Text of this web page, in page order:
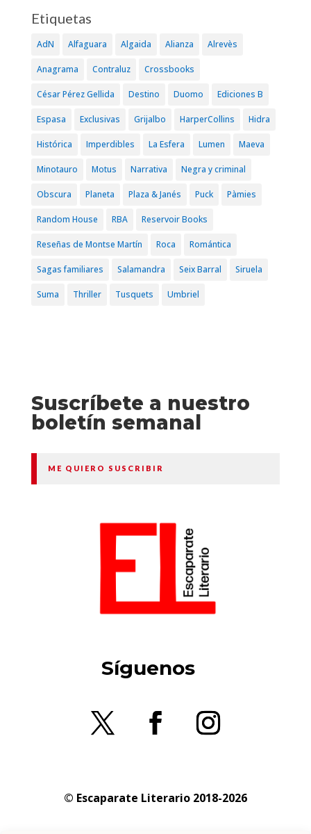
Etiquetas
AdN Alfaguara Algaida Alianza Alrevès
Anagrama Contraluz Crossbooks
César Pérez Gellida Destino Duomo Ediciones B
Espasa Exclusivas Grijalbo HarperCollins Hidra
Histórica Imperdibles La Esfera Lumen Maeva
Minotauro Motus Narrativa Negra y criminal
Obscura Planeta Plaza & Janés Puck Pàmies
Random House RBA Reservoir Books
Reseñas de Montse Martín Roca Romántica
Sagas familiares Salamandra Seix Barral Siruela
Suma Thriller Tusquets Umbriel
Suscríbete a nuestro
boletín semanal
ME QUIERO SUSCRIBIR
Síguenos
© Escaparate Literario 2018-2026